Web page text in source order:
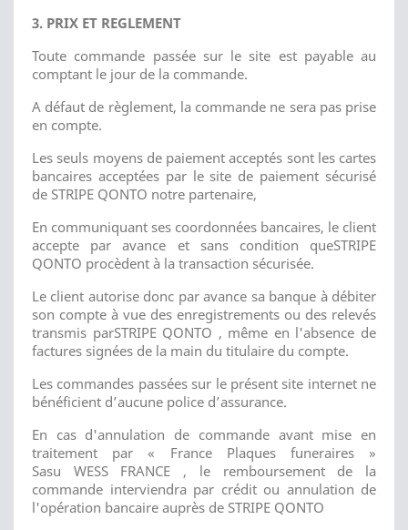
3. PRIX ET REGLEMENT
Toute commande passée sur le site est payable au
comptant le jour de la commande.
A défaut de règlement, la commande ne sera pas prise
en compte.
Les seuls moyens de paiement acceptés sont les cartes
bancaires acceptées par le site de paiement sécurisé
de STRIPE QONTO notre partenaire,
En communiquant ses coordonnées bancaires, le client
accepte par avance et sans condition queSTRIPE
QONTO procèdent à la transaction sécurisée.
Le client autorise donc par avance sa banque à débiter
son compte à vue des enregistrements ou des relevés
transmis parSTRIPE QONTO , même en l'absence de
factures signées de la main du titulaire du compte.
Les commandes passées sur le présent site internet ne
bénéficient d’aucune police d’assurance.
En cas d'annulation de commande avant mise en
traitement par « France Plaques funeraires »
Sasu WESS FRANCE , le remboursement de la
commande interviendra par crédit ou annulation de
l'opération bancaire auprès de STRIPE QONTO